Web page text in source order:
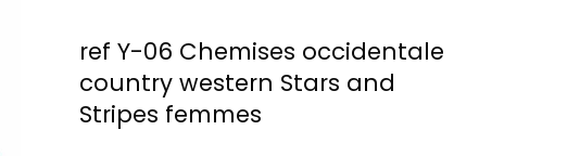
ref Y-06 Chemises occidentale
country western Stars and
Stripes femmes